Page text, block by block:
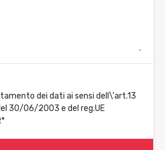
dei dati ai sensi dell\'art.13
30/06/2003 e del reg.UE